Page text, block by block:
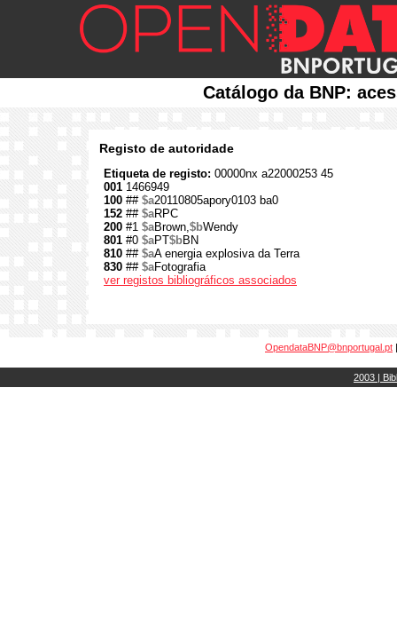
Catálogo da BNP:
Registo de autoridade
Etiqueta de registo: 00000nx a22000253 45
001 1466949
100 ## $a20110805apory0103 ba0
152 ## $aRPC
200 #1 $aBrown,$bWendy
801 #0 $aPT$bBN
810 ## $aA energia explosiva da Terra
830 ## $aFotografia
ver registos bibliográficos associados
OpendataBNP@bnportugal.pt
2003 |